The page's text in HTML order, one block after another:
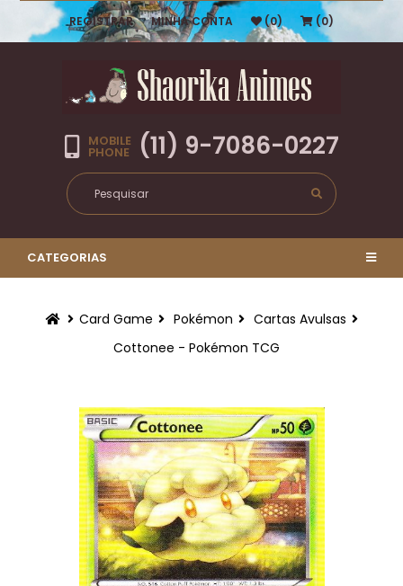
REGISTRAR MINHA CONTA (0) (0)
MOBILE
PHONE (11) 9-7086-0227
CATEGORIAS
Card Game Pokémon
Cartas Avulsas
Cottonee - Pokémon TCG